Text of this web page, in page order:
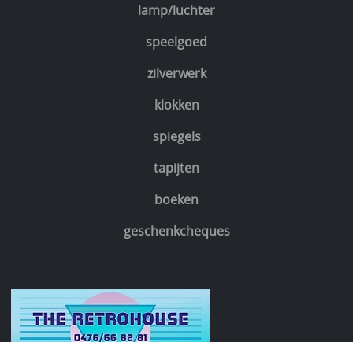
lamp/luchter
speelgoed
zilverwerk
klokken
spiegels
tapijten
boeken
geschenkcheques